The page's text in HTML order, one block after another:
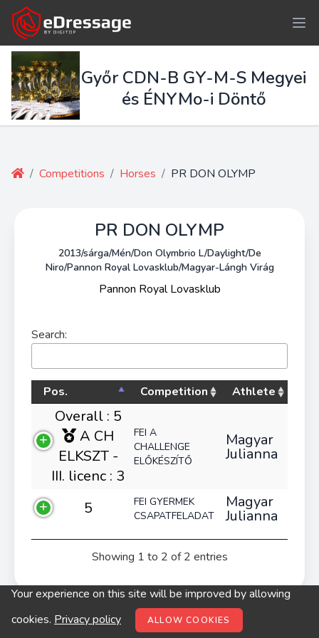
Győr CDN-B GY-M-S Megyei
és ÉNYMo-i Döntő
/ Competitions / Horses / PR DON OLYMP
PR DON OLYMP
2013/sárga/Mén/Don Olymbrio L/Daylight/De
Niro/Pannon Royal Lovasklub/Magyar-Lángh Virág
Pannon Royal Lovasklub
Search:
Pos. Competition Athlete
Overall : 5
A CH
ELKSZT -
III. licenc : 3
FEI A
CHALLENGE
ELŐKÉSZÍTŐ
Magyar
Julianna
5
FEI GYERMEK
CSAPATFELADAT
Magyar
Julianna
Showing 1 to 2 of 2 entries
© digitop.hu 2022 |Privacy policy
Your experience on this site will be improved by allowing
cookies. Privacy policy ALLOW COOKIES